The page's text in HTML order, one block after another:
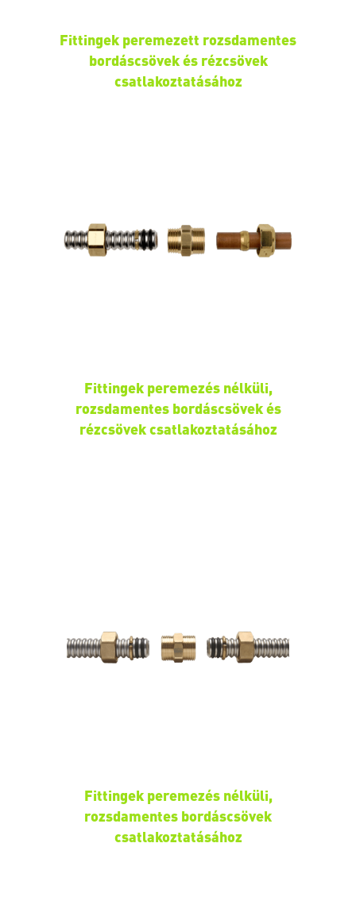
Fittingek peremezett rozsdamentes
bordáscsövek és rézcsövek
csatlakoztatásához
Fittingek peremezés nélküli,
rozsdamentes bordáscsövek és
rézcsövek csatlakoztatásához
Fittingek peremezés nélküli,
rozsdamentes bordáscsövek
csatlakoztatásához